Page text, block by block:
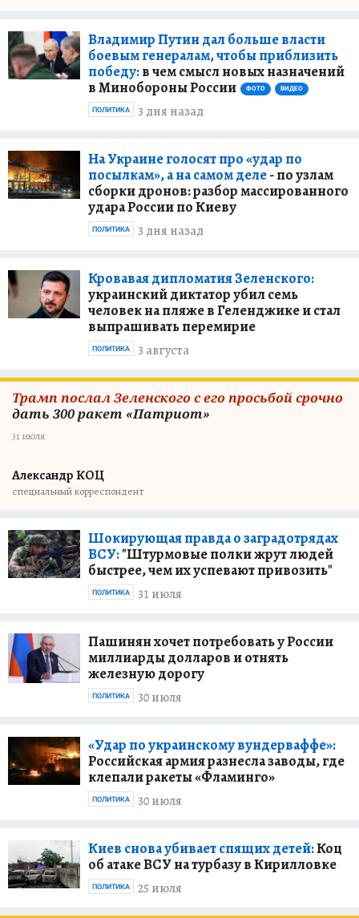
Владимир Путин дал больше власти
боевым генералам, чтобы приблизить
победу:в чем смысл новых назначений
в Минобороны России
ФОТО ВИДЕО
3 дня назад
ПОЛИТИКА
На Украине голосят про «удар по
посылкам», а на самом деле- по узлам
сборки дронов: разбор массированного
удара России по Киеву
3 дня назад
ПОЛИТИКА
Кровавая дипломатия Зеленского:
украинский диктатор убил семь
человек на пляже в Геленджике и стал
выпрашивать перемирие
3 августа
ПОЛИТИКА
Трамп послал Зеленского с его просьбой срочно
дать 300 ракет «Патриот»
31 июля
Александр КОЦ
специальный корреспондент
Шокирующая правда о заградотрядах
ВСУ:"Штурмовые полки жрут людей
быстрее, чем их успевают привозить"
31 июля
ПОЛИТИКА
Пашинян хочет потребовать у России
миллиарды долларов и отнять
железную дорогу
30 июля
ПОЛИТИКА
«Удар по украинскому вундерваффе»:
Российская армия разнесла заводы, где
клепали ракеты «Фламинго»
30 июля
ПОЛИТИКА
Киев снова убивает спящих детей:Коц
об атаке ВСУ на турбазу в Кирилловке
25 июля
ПОЛИТИКА